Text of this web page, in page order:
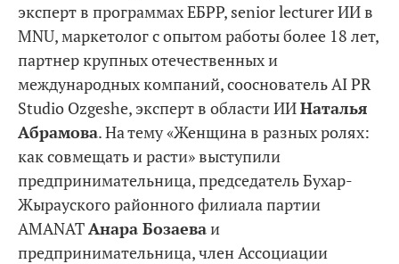
эксперт в программах ЕБРР, senior lecturer ИИ в
MNU, маркетолог с опытом работы более 18 лет,
партнер крупных отечественных и
международных компаний, сооснователь AI PR
Studio Ozgeshe, эксперт в области ИИНаталья
Абрамова. На тему «Женщина в разных ролях:
как совмещать и расти» выступили
предпринимательница, председатель Бухар-
Жырауского районного филиала партии
AMANATАнара Бозаеваи
предпринимательница, член Ассоциации